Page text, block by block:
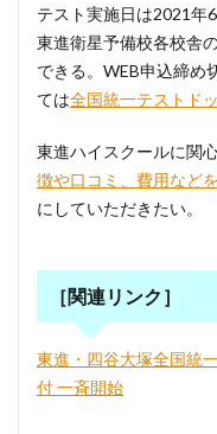
テスト実施日は2021年
東進衛星予備校各校舎
できる。WEB申込締め
ては全国統一テストド
東進ハイスクールに関
徴や口コミ、費用など
にしていただきたい。
［関連リンク］
東進・四谷大塚全国統
付 一斉開始